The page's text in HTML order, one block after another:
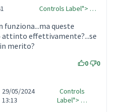
Controls Label"> …
queste
attinto effettivamente?...se
merito?
0 0
29/05/2024
13:13
Controls
Label"> …